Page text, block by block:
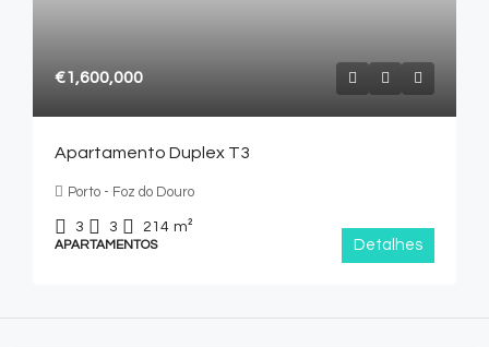
€1,600,000
Apartamento Duplex T3
Porto - Foz do Douro
3 3 214 m²
APARTAMENTOS Detalhes